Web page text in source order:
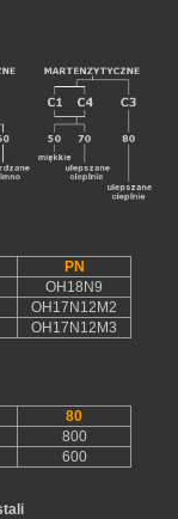
PN
OH18N9
OH17N12M2
OH17N12M3
80
800
600